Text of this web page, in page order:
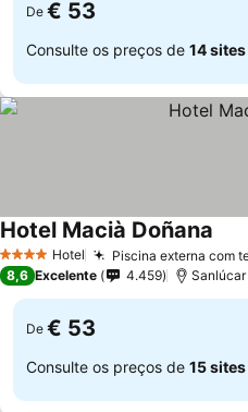
De € 53
Consulte os preços de 14 sites
4 EstrelasHotel Piscina externa com
Hotel Macià Doñana
8,6 Excelente 4.459 Sanlúcar
De € 53
Consulte os preços de 15 sites